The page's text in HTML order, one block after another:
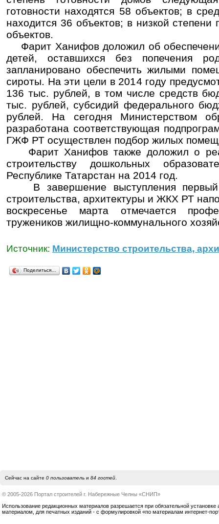
готовности находятся 58 объектов; в
находится 36 объектов; в низкой степени
объектов.
Фарит Ханифов доложил об
детей, оставшихся без попечения
запланировано обеспечить жилыми
сироты. На эти цели в 2014 году
136 тыс. рублей, в том числе средств
тыс. рублей, субсидий федерального
рублей. На сегодня Министерством
разработана соответствующая
ГЖФ РТ осуществлен подбор жилых
Фарит Ханифов также доложил о
строительству дошкольных
Республике Татарстан на 2014 год.
В завершение выступления первый
строительства, архитектуры и ЖКХ РТ
воскресенье марта отмечается
тружеников жилищно-коммунального
Источник: Министерство строительства,
Поделиться…
Сейчас на сайте 0 пользовательи 84 гостей.
© 2005-2026 Портал строителей г. Набережные Челны «СНИП»
Использование редакционных материалов разрешается при обязательной установке
материалом, для печатных изданий - с формулировкой «по материалам интернет-